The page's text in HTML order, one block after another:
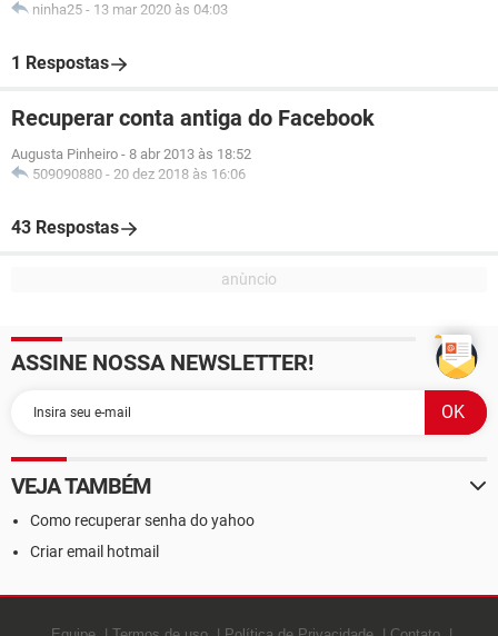
ninha25 - 13 mar 2020 às 04:03
1 Respostas
Recuperar conta antiga do Facebook
Augusta Pinheiro - 8 abr 2013 às 18:52
509090880 - 20 dez 2018 às 16:06
43 Respostas
ASSINE NOSSA NEWSLETTER!
VEJA TAMBÉM
Como recuperar senha do yahoo
Criar email hotmail